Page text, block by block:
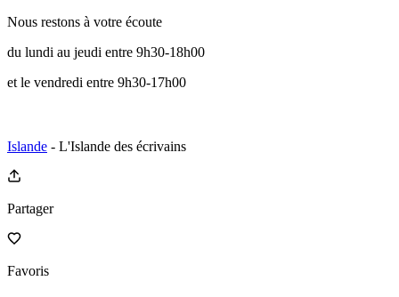
Nous restons à votre écoute
du lundi au jeudi entre 9h30-18h00
et le vendredi entre 9h30-17h00
Islande - L'Islande des écrivains
Partager
Favoris